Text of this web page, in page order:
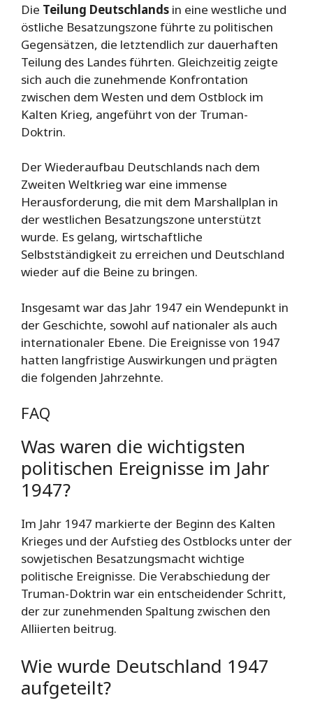
Die Teilung Deutschlands in eine westliche und
östliche Besatzungszone führte zu politischen
Gegensätzen, die letztendlich zur dauerhaften
Teilung des Landes führten. Gleichzeitig zeigte
sich auch die zunehmende Konfrontation
zwischen dem Westen und dem Ostblock im
Kalten Krieg, angeführt von der Truman-
Doktrin.
Der Wiederaufbau Deutschlands nach dem
Zweiten Weltkrieg war eine immense
Herausforderung, die mit dem Marshallplan in
der westlichen Besatzungszone unterstützt
wurde. Es gelang, wirtschaftliche
Selbstständigkeit zu erreichen und Deutschland
wieder auf die Beine zu bringen.
Insgesamt war das Jahr 1947 ein Wendepunkt in
der Geschichte, sowohl auf nationaler als auch
internationaler Ebene. Die Ereignisse von 1947
hatten langfristige Auswirkungen und prägten
die folgenden Jahrzehnte.
FAQ
Was waren die wichtigsten
politischen Ereignisse im Jahr
1947?
Im Jahr 1947 markierte der Beginn des Kalten
Krieges und der Aufstieg des Ostblocks unter der
sowjetischen Besatzungsmacht wichtige
politische Ereignisse. Die Verabschiedung der
Truman-Doktrin war ein entscheidender Schritt,
der zur zunehmenden Spaltung zwischen den
Alliierten beitrug.
Wie wurde Deutschland 1947
aufgeteilt?